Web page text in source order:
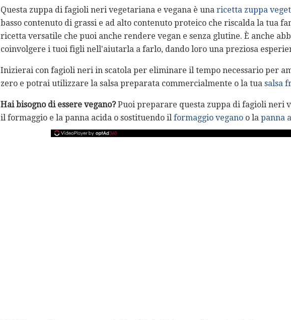
Questa zuppa di fagioli neri vegetariana e vegana è una ricetta zuppa
basso contenuto di grassi e ad alto contenuto proteico che riscalda la tua
ricetta versatile che puoi anche rendere vegan e senza glutine. È anche
coinvolgere i tuoi figli nell'aiutarla a farlo, dando loro una preziosa
Inizierai con fagioli neri in scatola per eliminare il tempo necessario per
zero e potrai utilizzare la salsa preparata commercialmente o la tua salsa
Hai bisogno di essere vegano?Puoi preparare questa zuppa di fagioli neri
il formaggio e la panna acida o sostituendo il formaggio vegano o la panna